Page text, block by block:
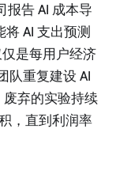
报告 AI 成本导
将 AI 支出预测
是每用户经济
队重复建设 AI
弃的实验持续
，直到利润率